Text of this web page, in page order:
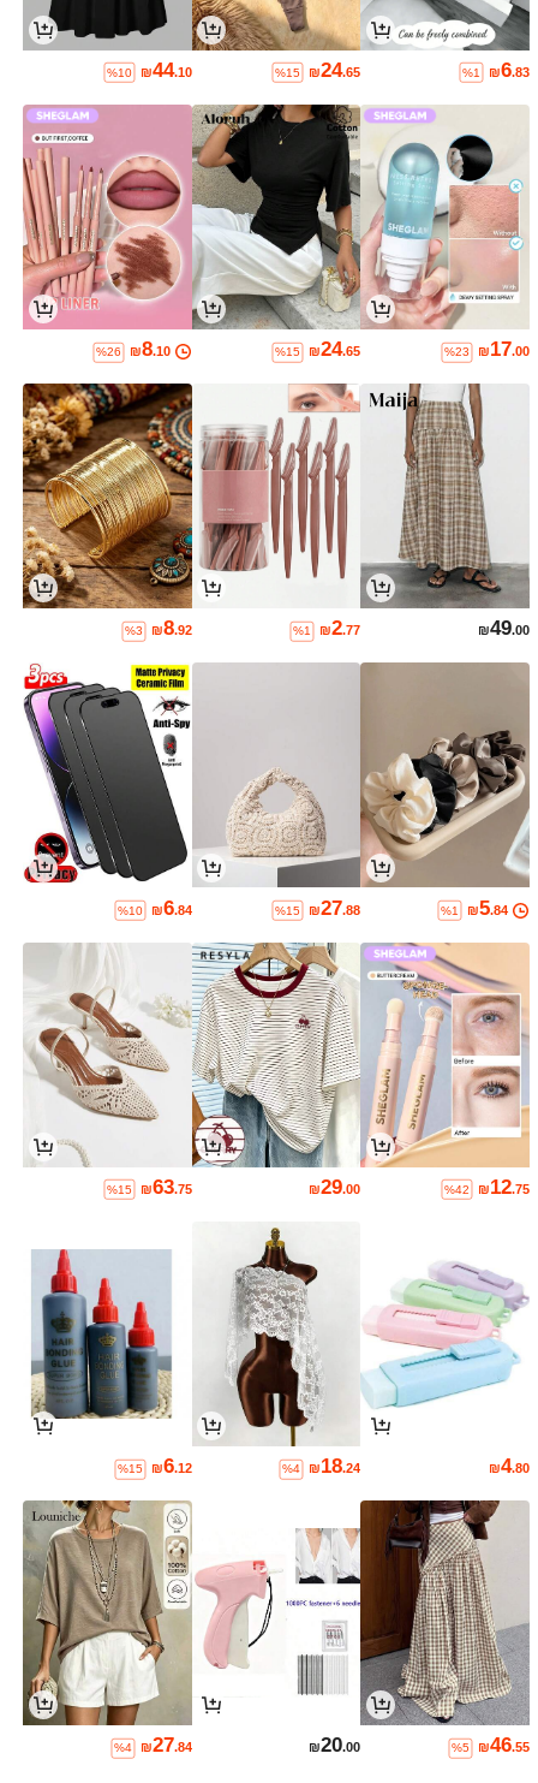
₪6.83
%1
₪24.65
%15
₪44.10
%10
₪17.00
%23
₪24.65
%15
₪8.10
%26
₪49.00
₪2.77
%1
₪8.92
%3
₪5.84
%1
₪27.88
%15
₪6.84
%10
₪12.75
%42
₪29.00
₪63.75
%15
₪4.80
₪18.24
%4
₪6.12
%15
₪46.55
%5
₪20.00
₪27.84
%4